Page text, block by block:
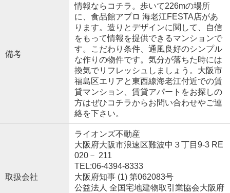
備考
情報ならコチラ。歩いて226mの場所
に、食品館アプロ 海老江FESTA店があ
ります。造りとデザインに関して、自信
をもって情報を提供できるマンションで
す。こだわり条件、通風良好のシンプル
な作りの物件です。気分が落ちた時には
換気でリフレッシュしましょう。大阪市
福島区エリアと東西線海老江付近での賃
貸マンション、賃貸アパートをお探しの
方はぜひコチラからお問い合わせやご連
絡を下さい。
取扱会社
ライオンズ不動産
大阪府大阪市浪速区難波中３丁目9-3 RE
020－ 211
TEL:06-4394-8333
大阪府知事 (1) 第062083号
公益法人 全国宅地建物取引業協会大阪府